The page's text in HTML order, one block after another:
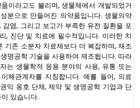
이라고도 불리며, 생물체에서 개발되었거
분으로 만들어진 의약품입니다. 생물의약
감염, 그리고 보고가 부족한 유전 질환을 포
, 진단 및 치료에 필수적입니다. 이러한 치
기존 소분자 치료제보다 더 복잡하며, 재조
명공학 기술을 사용하여 제조됩니다. 따라
는 생물학적 응용 분야의 사용, 유통 또는
해관계자를 지칭합니다. 예를 들어, 의료
익 옹호 단체, 제약 및 생명공학 기업과 단
있습니다.